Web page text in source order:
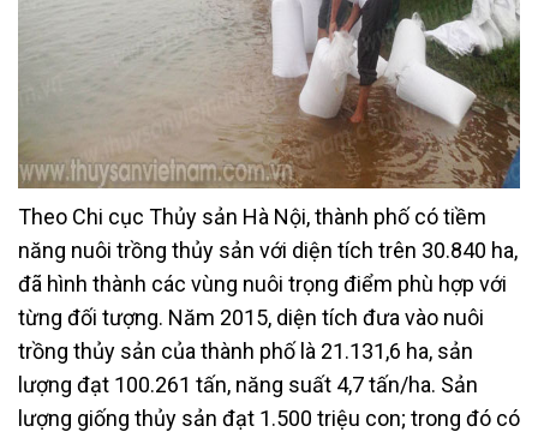
Theo Chi cục Thủy sản Hà Nội, thành phố có tiềm
năng nuôi trồng thủy sản với diện tích trên 30.840 ha,
đã hình thành các vùng nuôi trọng điểm phù hợp với
từng đối tượng. Năm 2015, diện tích đưa vào nuôi
trồng thủy sản của thành phố là 21.131,6 ha, sản
lượng đạt 100.261 tấn, năng suất 4,7 tấn/ha. Sản
lượng giống thủy sản đạt 1.500 triệu con; trong đó có